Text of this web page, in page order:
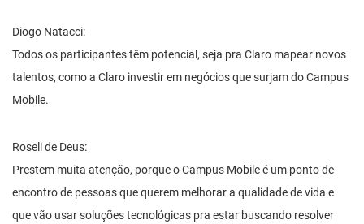
Diogo Natacci:
Todos os participantes têm potencial, seja pra Claro mapear novos
talentos, como a Claro investir em negócios que surjam do Campus
Mobile.
Roseli de Deus:
Prestem muita atenção, porque o Campus Mobile é um ponto de
encontro de pessoas que querem melhorar a qualidade de vida e
que vão usar soluções tecnológicas pra estar buscando resolver